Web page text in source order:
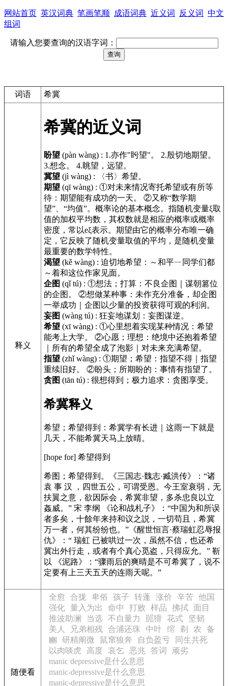
网站首页 英汉词典 笔画笔顺 成语词典 近义词 反义词 中文
组词
请输入您要查询的汉语字词：
词语 希冀
释义
希冀的近义词
盼望 (pàn wàng) : 1.亦作"盻望"。 2.殷切地期望。
3.想念。 4.眺望，远望。
冀望 (jì wàng) :
〈书〉希望。
期望 (qī wàng) : ①对未来情况寄托希望或有所等
待：期望能有成功的一天。 ②又称“数学期
望”、“均值”。概率论的基本概念。指随机变量ξ取
值的加权平均数，其权数就是相应的概率或概率
密度，常以eξ表示。期望由它的概率分布唯一确
定，它反映了随机变量取值的平均，是随机变量
最重要的数学特性。
渴望 (kě wàng) : 迫切地希望：～和平ㄧ同学们都
～着和这位作家见面。
企图 (qǐ tú) : ①想法；打算：不良企图｜谋朝篡位
的企图。 ②想做某种事：未作充分准备，却企图
一举成功｜企图以少量的投资获得可观的利润。
妄图 (wàng tú) : 狂妄地谋划：妄图谋逆。
希望 (xī wàng) : ①心里想着实现某种情况：希望
能考上大学。 ②心愿；理想：绝境中还抱着希望
｜所有的希望全成了泡影｜对未来充满希望。
指望 (zhǐ wàng) : ①期望；希望：指望不得｜指望
重续旧好。 ②盼头；所期盼的：事情有指望了。
贪图 (tān tú) : 很想得到；极力追求：贪图享受。
希冀释义
希望；希望得到：希冀学有长进｜这雨一下就是
几天，不能希冀天马上放晴。
[hope for] 希望得到
希图；希望得到。 《三国志·魏志·臧洪传》
：“诸
袁 事 汉 ，四世五公，可谓受恩。今王室衰弱，无
扶翼之意，欲因际会，希冀非望，多杀忠良以立
姦威。” 宋 李纲
《论和战札子》
：“中国为和所误
者多矣，十餘年来持和议之説，一切苟且，希冀
万一者，何其纷纷也。” 《醒世恒言·蔡瑞虹忍辱报
仇》
：“ 瑞虹 已被哄过一次，虽然不信，也还希
冀出外行走，或者有个真心觅盗，只得应允。” 靳
以
《泥路》
：“骤雨后的爽晴是不可希冀了，说不
定要有上三天五天的连雨天呢。”
随便看
全愈 合拢 卑俗 孩子 转蓬 涨价 辛苦 他国
强化 量入为出 命中 打败 样品 拂拭 面目
推波助澜
当选 不自量力 嚚猾 花式
坚韧
美人
兄弟相残 合浦还珠 中叶 绾 剃 农
备
豳
研精阐微 鼠窜狼奔 自负盈亏
同生共死
以肉啖虎
高度 哀乞 恶兆 答词
顽劣
manic depressive是什么意思
manic-depressive是什么意思
manic-depressive是什么意思